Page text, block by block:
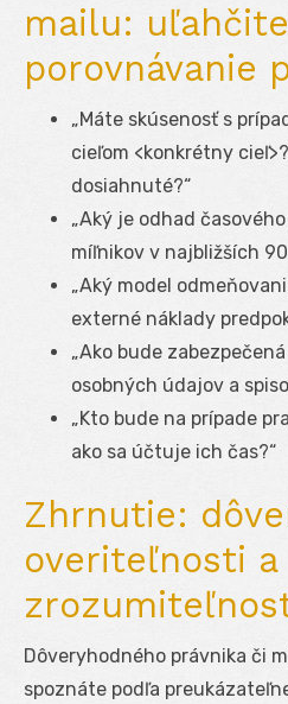
mailu:
porovnávanie
„Máte skúsenosť s
cieľom <konkrétny
dosiahnuté?“
„Aký je odhad
míľnikov v najbližších
„Aký model
externé náklady
„Ako bude
osobných údajov a
„Kto bude na prípade
ako sa účtuje ich čas?“
Zhrnutie:
overiteľnosti a
Dôveryhodného právnika či
spoznáte podľa